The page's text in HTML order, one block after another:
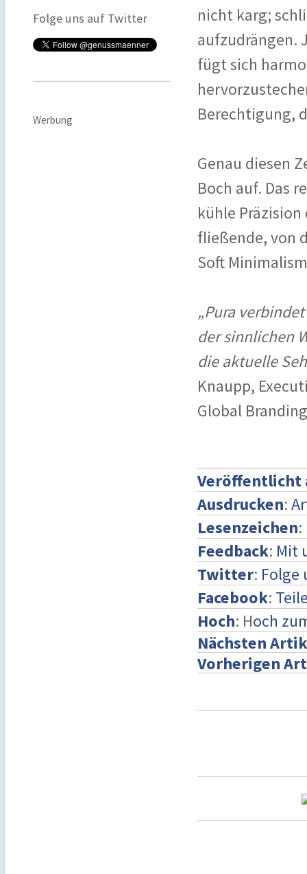
Folge uns auf Twitter
Werbung
nicht karg;
aufzudrängen.
fügt sich
Berechtigung,
Genau diesen
Boch auf. Das
kühle
fließende, von
Soft
„Pura
der sinnlichen
die aktuelle
Knaupp,
Global
Veröffentlicht
Ausdrucken:
Lesenzeichen:
Feedback: Mit
Twitter: Folge
Facebook:
Hoch: Hoch
Nächsten
Vorherigen